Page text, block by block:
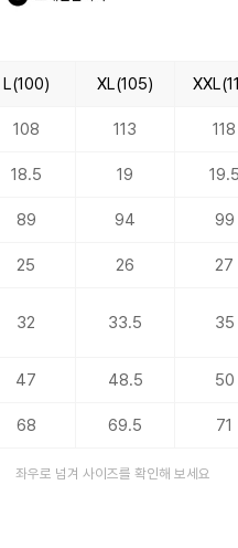
L(100) XL(105)
108 113 118
18.5 19
89 94 99
25 26 27
32 33.5 35
47 48.5 50
68 69.5 71
좌우로 넘겨 사이즈를 확인해 보세요